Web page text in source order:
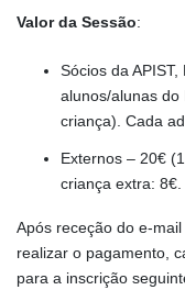
Valor da Sessão:
Sócios da
alunos/alunas do
criança). Cada
Externos – 20€
criança extra: 8€.
Após receção do e-
realizar o pagamento,
para a inscrição